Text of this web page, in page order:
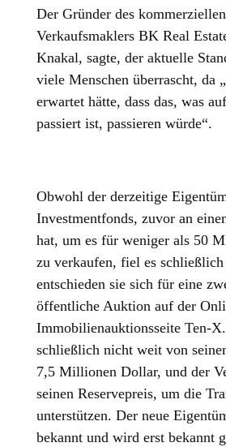
Der Gründer des kommerziellen
Verkaufsmaklers BK Real
Knakal, sagte, der aktuelle
viele Menschen überrascht, da
erwartet hätte, dass das, was
passiert ist, passieren würde“.
Obwohl der derzeitige
Investmentfonds, zuvor an
hat, um es für weniger als 50
zu verkaufen, fiel es
entschieden sie sich für eine
öffentliche Auktion auf der
Immobilienauktionsseite Ten-
schließlich nicht weit von
7,5 Millionen Dollar, und der
seinen Reservepreis, um die
unterstützen. Der neue
bekannt und wird erst bekannt